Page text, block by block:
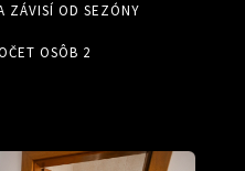
ZÁVISÍ OD SEZÓNY
OSÔB 2